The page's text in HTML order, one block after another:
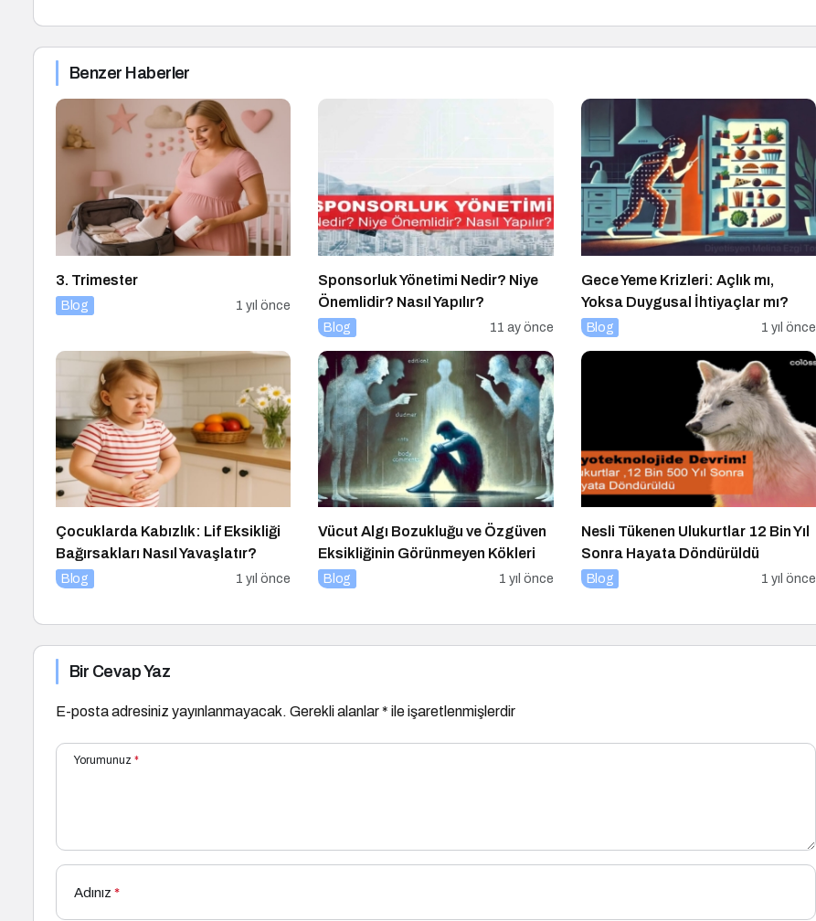
Benzer Haberler
3. Trimester
Blog 1 yıl önce
Sponsorluk Yönetimi Nedir? Niye
Önemlidir? Nasıl Yapılır?
Blog 11 ay önce
Gece Yeme Krizleri: Açlık mı,
Yoksa Duygusal İhtiyaçlar mı?
Blog 1 yıl önce
Çocuklarda Kabızlık: Lif Eksikliği
Bağırsakları Nasıl Yavaşlatır?
Blog 1 yıl önce
Vücut Algı Bozukluğu ve Özgüven
Eksikliğinin Görünmeyen Kökleri
Blog 1 yıl önce
Nesli Tükenen Ulukurtlar 12 Bin Yıl
Sonra Hayata Döndürüldü
Blog 1 yıl önce
Bir Cevap Yaz
E-posta adresiniz yayınlanmayacak. Gerekli alanlar* ile işaretlenmişlerdir
Yorumunuz *
Adınız *